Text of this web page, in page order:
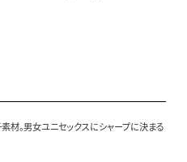
材。男女ユニセックスにシャープに決まる